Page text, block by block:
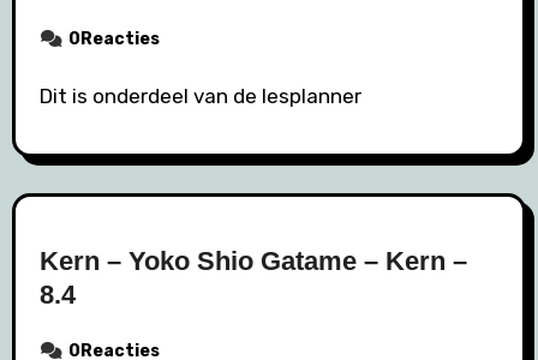
0Reacties
Dit is onderdeel van de lesplanner
Kern – Yoko Shio Gatame – Kern –
8.4
0Reacties